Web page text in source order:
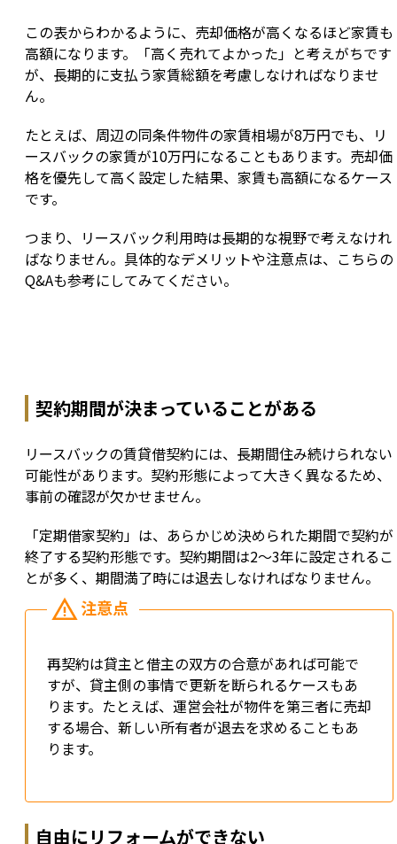
この表からわかるように、売却価格が高くなるほど家賃も
高額になります。「高く売れてよかった」と考えがちです
が、長期的に支払う家賃総額を考慮しなければなりませ
ん。
たとえば、周辺の同条件物件の家賃相場が8万円でも、リ
ースバックの家賃が10万円になることもあります。売却価
格を優先して高く設定した結果、家賃も高額になるケース
です。
つまり、リースバック利用時は長期的な視野で考えなけれ
ばなりません。具体的なデメリットや注意点は、こちらの
Q&Aも参考にしてみてください。
契約期間が決まっていることがある
リースバックの賃貸借契約には、長期間住み続けられない
可能性があります。契約形態によって大きく異なるため、
事前の確認が欠かせません。
「定期借家契約」は、あらかじめ決められた期間で契約が
終了する契約形態です。契約期間は2〜3年に設定されるこ
とが多く、期間満了時には退去しなければなりません。
再契約は貸主と借主の双方の合意があれば可能で
すが、貸主側の事情で更新を断られるケースもあ
ります。たとえば、運営会社が物件を第三者に売却
する場合、新しい所有者が退去を求めることもあ
ります。
自由にリフォームができない